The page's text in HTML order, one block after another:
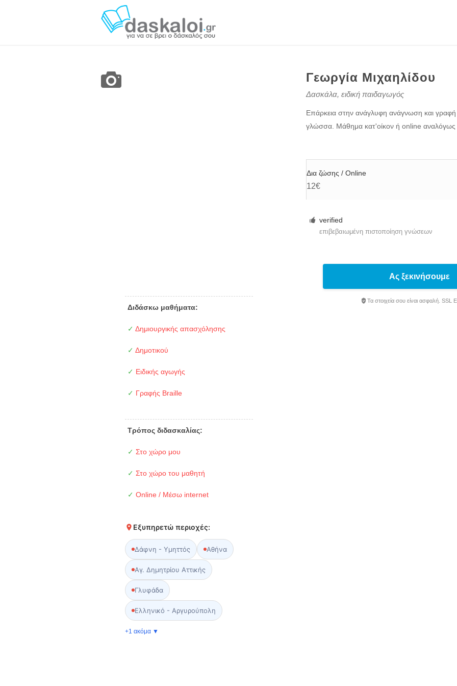
Γεωργία Μιχαηλίδου
Δασκάλα, ειδική παιδαγωγός
Επάρκεια στην ανάγλυφη ανάγνωση και γραφή
γλώσσα. Μάθημα κατ'οίκον ή online αναλόγως
Δια ζώσης / Online
12€
verified
επιβεβαιωμένη πιστοποίηση γνώσεων
Διδάσκω μαθήματα:
✓ Δημιουργικής απασχόλησης
✓ Δημοτικού
✓ Ειδικής αγωγής
✓ Γραφής Braille
Τρόπος διδασκαλίας:
✓ Στο χώρο μου
✓ Στο χώρο του μαθητή
✓ Online / Μέσω internet
Εξυπηρετώ περιοχές:
Δάφνη - Υμηττός Αθήνα
Αγ. Δημητρίου Αττικής
Γλυφάδα
Ελληνικό - Αργυρούπολη
+1 ακόμα ▼
Ας ξεκινήσουμε
Τα στοιχεία σου είναι ασφαλή. SSL